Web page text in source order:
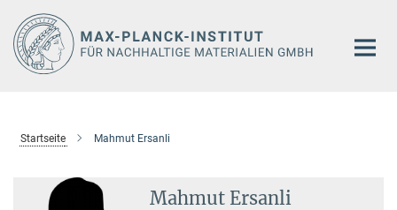
Hauptinhalt
Startseite Mahmut Ersanli
Mahmut Ersanli